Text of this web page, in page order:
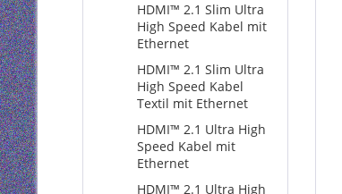
HDMI™ 2.1 Slim Ultra
High Speed Kabel mit
Ethernet
HDMI™ 2.1 Slim Ultra
High Speed Kabel
Textil mit Ethernet
HDMI™ 2.1 Ultra High
Speed Kabel mit
Ethernet
HDMI™ 2.1 Ultra High